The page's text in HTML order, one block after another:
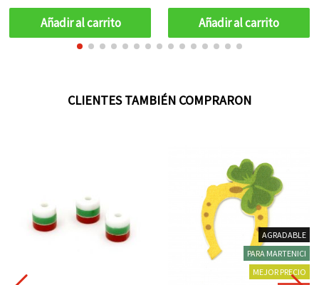
Añadir al carrito Añadir al carrito
CLIENTES TAMBIÉN COMPRARON
AGRADABLE
PARA MARTENICI
MEJOR PRECIO